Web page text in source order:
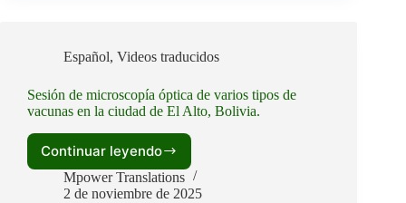
in
city
of
El
Alto,
Español, Videos traducidos
Sesión de microscopía óptica de varios tipos de
vacunas en la ciudad de El Alto, Bolivia.
Continuar leyendo
Sesión
de
microscopía
Mpower Translations
2 de noviembre de 2025